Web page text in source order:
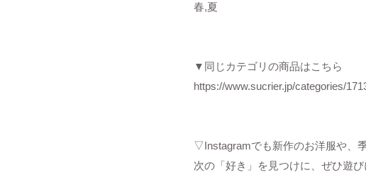
春,夏
▼同じカテゴリの商品はこちら
https://www.sucrier.jp/categories/
▽Instagramでも新作のお洋服や、
次の「好き」を見つけに、ぜひ遊